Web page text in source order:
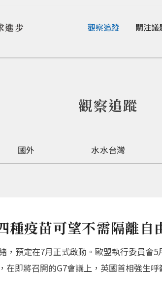
進步 觀察追蹤 關注議
觀察追蹤
國外 水水台灣
疫苗可望不需隔離自
，預定在7月正式啟動。歐盟執行委員會
即將召開的G7會議上，英國首相強生